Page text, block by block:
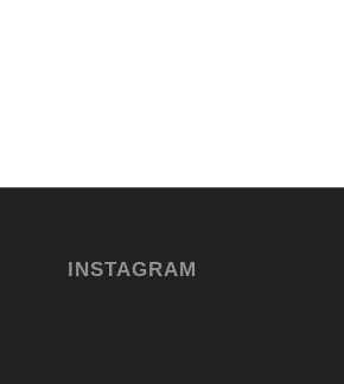
INSTAGRAM